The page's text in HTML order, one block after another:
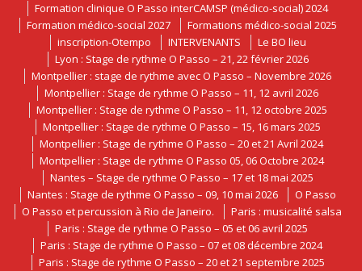
Formation clinique O Passo interCAMSP (médico-social) 2024
Formation médico-social 2027
Formations médico-social 2025
inscription-Otempo
INTERVENANTS
Le BO lieu
Lyon : Stage de rythme O Passo – 21, 22 février 2026
Montpellier : stage de rythme avec O Passo – Novembre 2026
Montpellier : Stage de rythme O Passo – 11, 12 avril 2026
Montpellier : Stage de rythme O Passo – 11, 12 octobre 2025
Montpellier : Stage de rythme O Passo – 15, 16 mars 2025
Montpellier : Stage de rythme O Passo – 20 et 21 Avril 2024
Montpellier : Stage de rythme O Passo 05, 06 Octobre 2024
Nantes – Stage de rythme O Passo – 17 et 18 mai 2025
Nantes : Stage de rythme O Passo – 09, 10 mai 2026
O Passo
O Passo et percussion à Rio de Janeiro.
Paris : musicalité salsa
Paris : Stage de rythme O Passo – 05 et 06 avril 2025
Paris : Stage de rythme O Passo – 07 et 08 décembre 2024
Paris : Stage de rythme O Passo – 20 et 21 septembre 2025